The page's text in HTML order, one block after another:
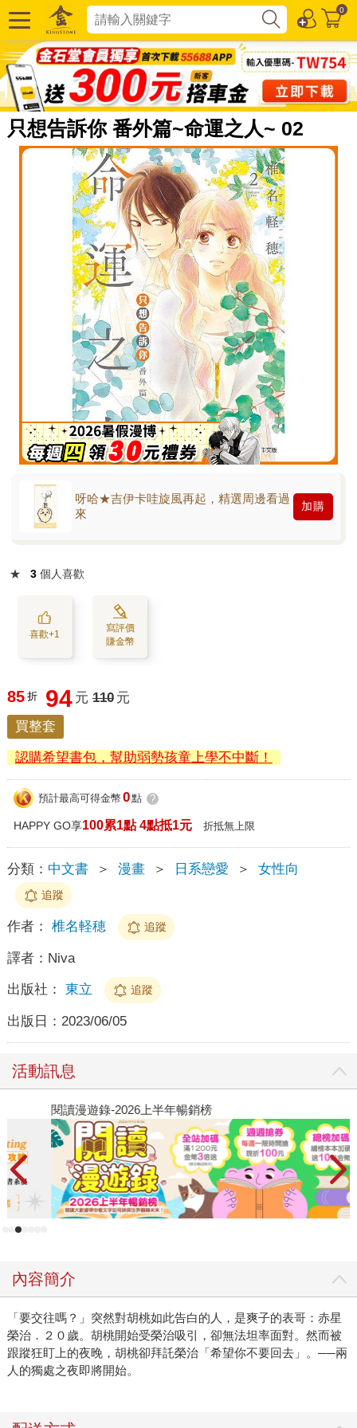
0
只想告訴你 番外篇~命運之人~ 02
呀哈★吉伊卡哇旋風再起，精選周邊看過
來
加購
★ 3 個人喜歡
喜歡+1
寫評價
賺金幣
85 折 94 元 110 元
買整套
認購希望書包，幫助弱勢孩童上學不中斷！
預計最高可得金幣 0點 ?
HAPPY GO享100累1點 4點抵1元 折抵無上限
分類： 中文書 ＞ 漫畫 ＞ 日系戀愛 ＞ 女性向
追蹤
作者： 椎名軽穂 追蹤
譯者： Niva
出版社： 東立 追蹤
出版日： 2023/06/05
活動訊息
閱讀漫遊錄-2026上半年暢銷榜
內容簡介
「要交往嗎？」突然對胡桃如此告白的人，是爽子的表哥：赤星
榮治．２０歲。胡桃開始受榮治吸引，卻無法坦率面對。然而被
跟蹤狂盯上的夜晚，胡桃卻拜託榮治「希望你不要回去」。──兩
人的獨處之夜即將開始。